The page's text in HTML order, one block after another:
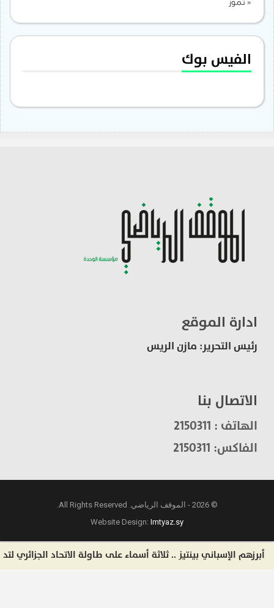
« تموز
الفيس بوك
ادارة الموقع
رئيس التحرير: مازن الريس
الاتصال بنا
الهاتف : 2150311
الفاكس: 2150311
© 2026 - الموقف الرياضي. All Rights Reserved.
Website Design:Imtyaz.sy
الإسباني بينتيز .. ثلاثة أسماء على طاولة الاتحاد الجزائري لتدريب